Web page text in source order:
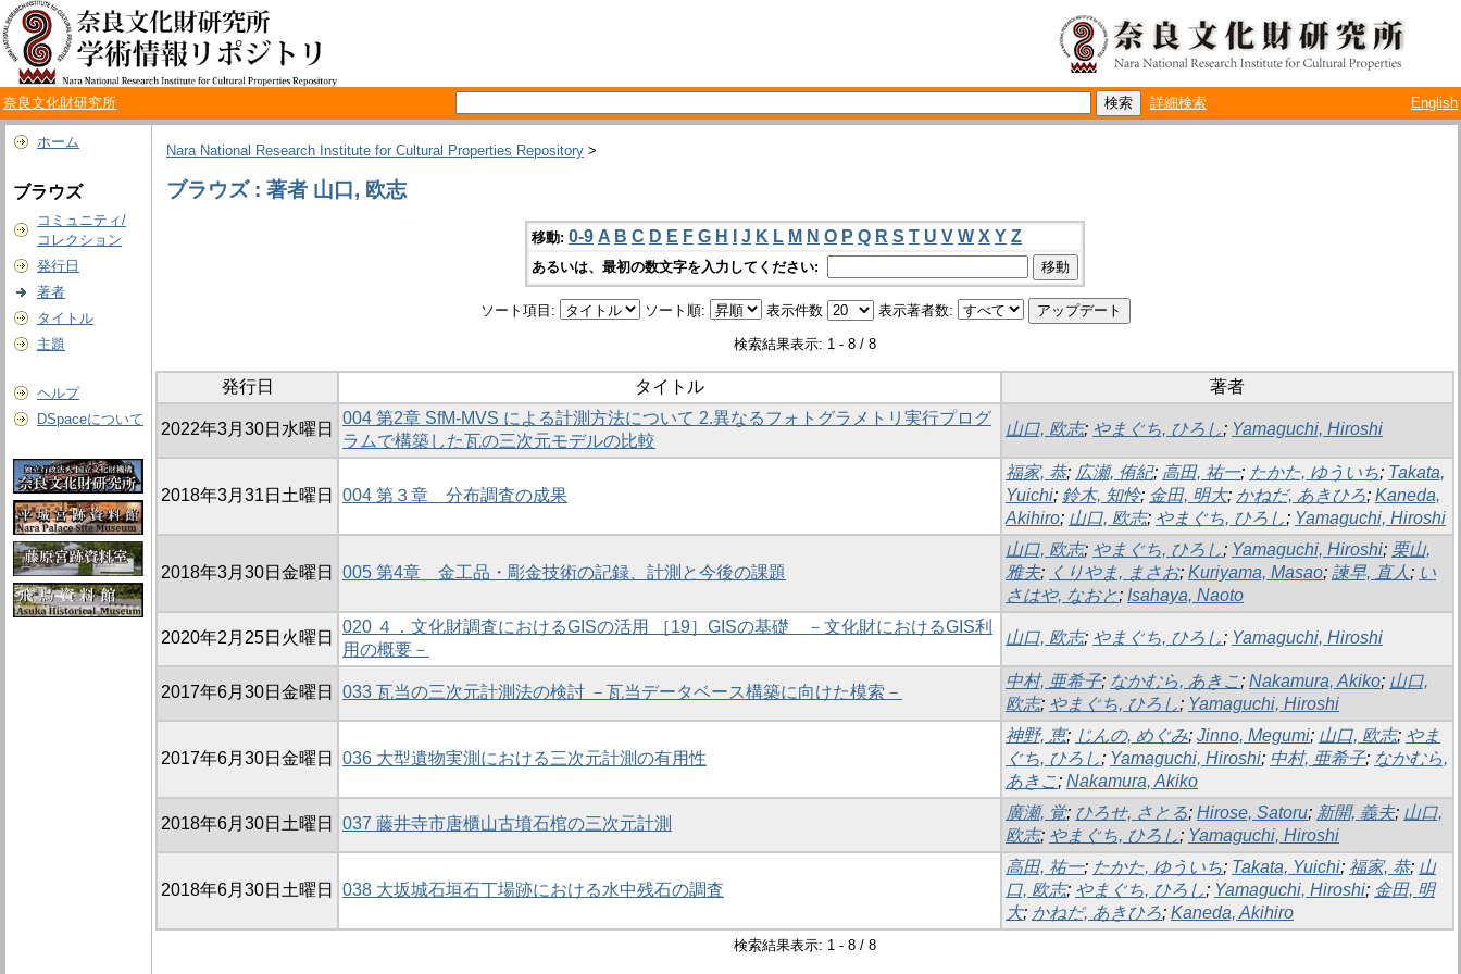
奈良文化財研究所 詳細検索 English
ホーム
ブラウズ
コミュニティ/
コレクション
発行日
著者
タイトル
主題
ヘルプ
DSpaceについて
Nara National Research Institute for Cultural Properties Repository >
ブラウズ : 著者 山口, 欧志
移動: 0-9 A B C D E F G H J K L M N O P Q R S T U V W X Y Z
あるいは、最初の数文字を入力してください:
ソート項目: ソート順: 表示件数 表示著者数:
検索結果表示: 1 - 8 / 8
発行日 タイトル 著者
2022年3月30日水曜日
004 第2章 SfM-MVS による計測方法について 2.異なるフォトグラメトリ実行プログ
ラムで構築した瓦の三次元モデルの比較
山口, 欧志; やまぐち, ひろし; Yamaguchi, Hiroshi
2018年3月31日土曜日 004 第３章 分布調査の成果
福家, 恭; 広瀬, 侑紀; 高田, 祐一; たかた, ゆういち; Takata,
Yuichi; 鈴木, 知怜; 金田, 明大; かねだ, あきひろ; Kaneda,
Akihiro; 山口, 欧志; やまぐち, ひろし; Yamaguchi, Hiroshi
2018年3月30日金曜日 005 第4章 金工品・彫金技術の記録、計測と今後の課題
山口, 欧志; やまぐち, ひろし; Yamaguchi, Hiroshi; 栗山,
雅夫; くりやま, まさお; Kuriyama, Masao; 諫早, 直人 ; い
さはや, なおと; Isahaya, Naoto
2020年2月25日火曜日
020 ４．文化財調査におけるGISの活用 ［19］GISの基礎 －文化財におけるGIS利
用の概要－
山口, 欧志; やまぐち, ひろし; Yamaguchi, Hiroshi
2017年6月30日金曜日 033 瓦当の三次元計測法の検討 －瓦当データベース構築に向けた模索－
中村, 亜希子; なかむら, あきこ; Nakamura, Akiko; 山口,
欧志; やまぐち, ひろし; Yamaguchi, Hiroshi
2017年6月30日金曜日 036 大型遺物実測における三次元計測の有用性
神野, 恵; じんの, めぐみ; Jinno, Megumi; 山口, 欧志; やま
ぐち, ひろし; Yamaguchi, Hiroshi; 中村, 亜希子; なかむら,
あきこ; Nakamura, Akiko
2018年6月30日土曜日 037 藤井寺市唐櫃山古墳石棺の三次元計測
廣瀬, 覚; ひろせ, さとる; Hirose, Satoru; 新開, 義夫; 山口,
欧志; やまぐち, ひろし; Yamaguchi, Hiroshi
2018年6月30日土曜日 038 大坂城石垣石丁場跡における水中残石の調査
高田, 祐一; たかた, ゆういち; Takata, Yuichi; 福家, 恭; 山
口, 欧志; やまぐち, ひろし; Yamaguchi, Hiroshi; 金田, 明
大; かねだ, あきひろ; Kaneda, Akihiro
検索結果表示: 1 - 8 / 8